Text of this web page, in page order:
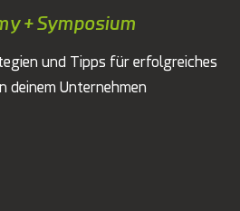
+ Symposium
und Tipps für erfolgreiches
deinem Unternehmen